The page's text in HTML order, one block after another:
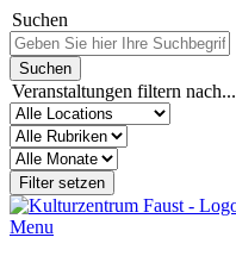
Suchen
Veranstaltungen filtern nach...
Menu